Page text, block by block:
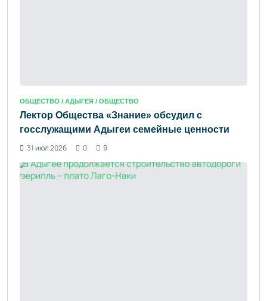
ОБЩЕСТВО / АДЫГЕЯ / ОБЩЕСТВО
Лектор Общества «Знание» обсудил с
госслужащими Адыгеи семейные ценности
31 июл 2026
0 9